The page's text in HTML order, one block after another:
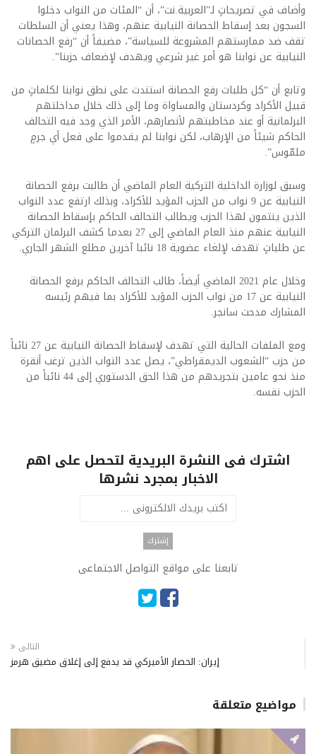
وأضاف في تصريحاتٍ لـ”العربية.نت”، أن “المئات من النواب دخلوا
السجون بعد إسقاط الحصانة النيابية عنهم، وهذا يعني أن السلطات
تقف ضد ممارستهم المشروعة للسياسة”، مضيفاً أن “رفع الحصانات
النيابية عن نوابنا هو أمر غير شرعي ويهدف لإضعاف حزبنا”.
وتابع أن “كل طلبات رفع الحصانة استندت على نطق نوابنا لكلماتٍ من
قبيل الأكراد وكردستان والمساواة وما إلى ذلك خلال مداخلتهم
البرلمانية أو عند مخاطبتهم لأنصارهم، الأمر الذي وجد فيه التحالف
الحاكم شيئاً من الإرهاب، لكن نوابنا لم يقدموا على فعل أي جرمٍ
ملمّوس”.
وسبق لوزارة الداخلية التركية العام الماضي أن طالبت برفع الحصانة
النيابية عن 9 نواب من الحزب المؤيد للأكراد، وبذلك ارتفع عدد النواب
الذين ينتمون لهذا الحزب ويطالب التحالف الحاكم بإسقاط الحصانة
النيابية عنهم منذ العام الماضي إلى 27 بعدما كشف البرلمان التركي
عن طلباتٍ تهدف لإلغاء عضوية 18 نائبا آخرين مطلع الشهر الجاري.
وخلال عام 2021 الماضي أيضاً، طالب التحالف الحاكم برفع الحصانة
النيابية عن 17 من نواب الحزب المؤيد للأكراد بما فيهم رئيسه
المشارك مدحت سانجر.
ومع الملفات الحالية التي تهدف لإسقاط الحصانة النيابية عن 27 نائباً
من حزب “الشعوب الديمقراطي”، يصل عدد النواب الذين ترغب أنقرة
منذ نحو عامين بتجريدهم من هذا الحق الدستوري إلى 44 نائباً من
الحزب نفسه.
اشترك فى النشرة البريدية لتحصل على اهم
الاخبار بمجرد نشرها
تابعنا على مواقع التواصل الاجتماعى
التالى
إيران: الحصار الأميركي قد يدفع إلى إغلاق مضيق هرمز
مواضيع متعلقة